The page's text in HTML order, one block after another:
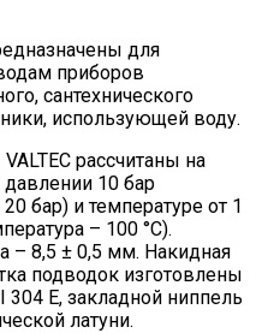
для
приборов
сантехнического
использующей воду.
рассчитаны на
10 бар
бар) и температуре от 1
– 100 °C).
– 8,5 ± 0,5 мм. Накидная
подводок изготовлены
E, закладной ниппель
латуни.